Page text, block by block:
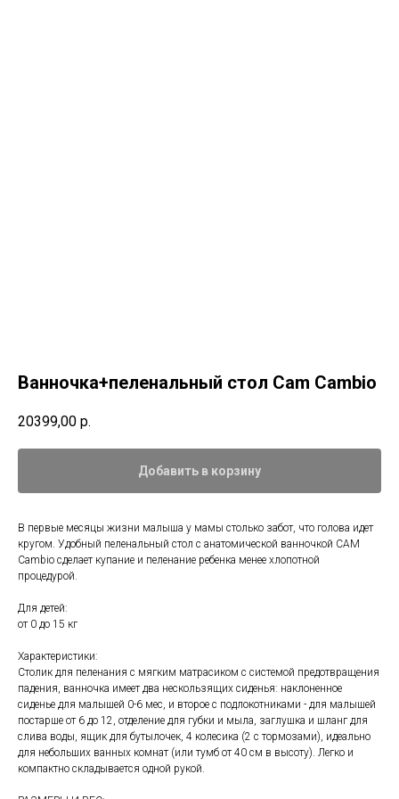
Ванночка+пеленальный стол Cam Cambio
20399,00 р.
Добавить в корзину
В первые месяцы жизни малыша у мамы столько забот, что голова идет
кругом. Удобный пеленальный стол с анатомической ванночкой CAM
Cambio сделает купание и пеленание ребенка менее хлопотной
процедурой.
Для детей:
от 0 до 15 кг
Характеристики:
Столик для пеленания с мягким матрасиком с системой предотвращения
падения, ванночка имеет два нескользящих сиденья: наклоненное
сиденье для малышей 0-6 мес, и второе с подлокотниками - для малышей
постарше от 6 до 12, отделение для губки и мыла, заглушка и шланг для
слива воды, ящик для бутылочек, 4 колесика (2 с тормозами), идеально
для небольших ванных комнат (или тумб от 40 см в высоту). Легко и
компактно складывается одной рукой.